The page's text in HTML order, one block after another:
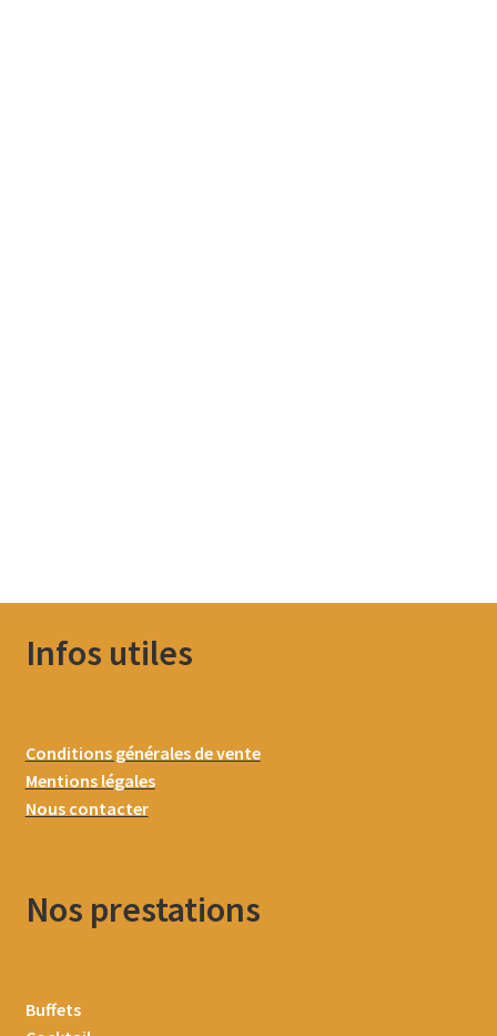
Infos utiles
Conditions générales de vente
Mentions légales
Nous contacter
Nos prestations
Buffets